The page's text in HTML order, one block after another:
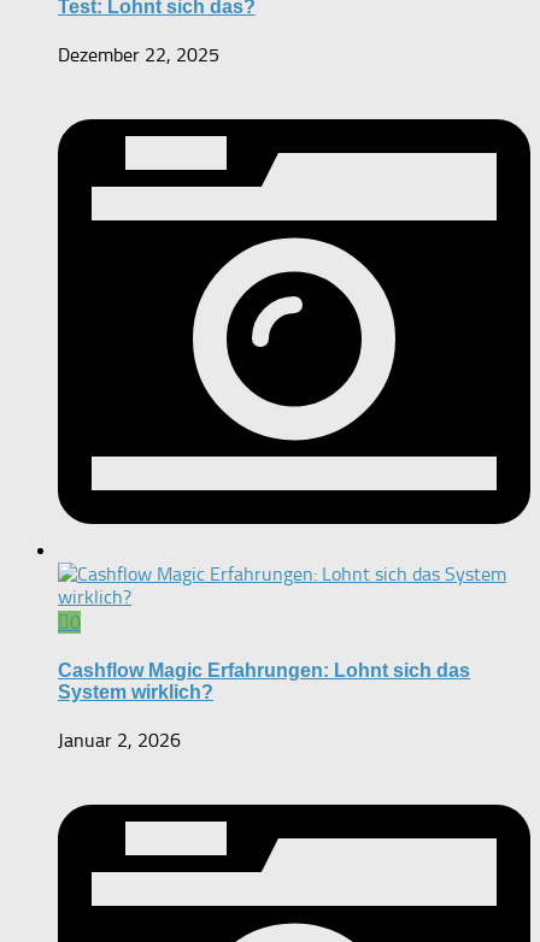
Test: Lohnt sich das?
Dezember 22, 2025
0
Cashflow Magic Erfahrungen: Lohnt sich das
System wirklich?
Januar 2, 2026